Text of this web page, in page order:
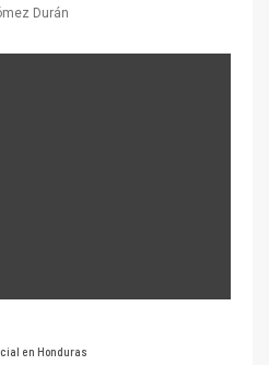
Durán
en Honduras